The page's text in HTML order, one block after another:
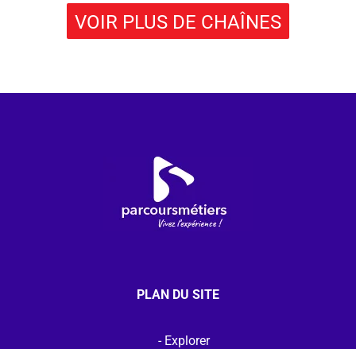
VOIR PLUS DE CHAÎNES
PLAN DU SITE
Explorer